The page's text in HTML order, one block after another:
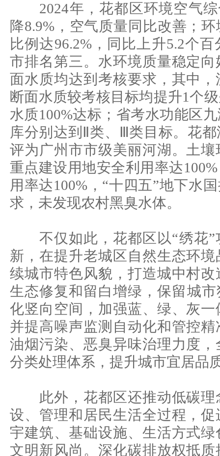
2024年，花都区环境空气综
降8.9%，空气质量同比改善；
比例达96.2%，同比上升5.2个
市排名第三。水环境质量稳定
面水质均达到考核要求，其中
断面水质较考核目标均提升1个
水质100%达标；省考水功能区
库分别达到Ⅱ类、Ⅲ类目标。花
评为广州市市级美丽河湖。土
重点建设用地安全利用率达
用率达100%，“十四五”地下水
求，未发现农村黑臭水体。
不仅如此，花都区以“绣花”
新，在提升老城区自然生态环
续城市特色风貌，打造城中村
生态修复和留白增绿，保留城
化竖向空间，加强蓝、绿、灰
并提高噪声监测自动化和管控
油烟污染、恶臭异味治理力度
分类处理体系，提升城市宜居品
此外，花都区还推动低碳理
设、管理和居民生活全过程，
宇建筑、基础设施、生活方式
文明新风尚。深化碳排放权抵